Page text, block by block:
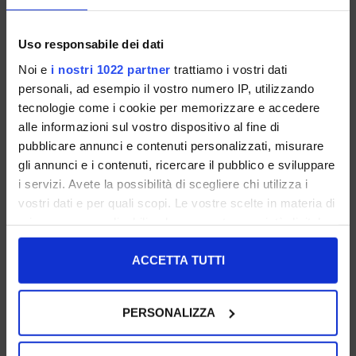
Uso responsabile dei dati
Noi e i nostri 1022 partner trattiamo i vostri dati
personali, ad esempio il vostro numero IP, utilizzando
tecnologie come i cookie per memorizzare e accedere
alle informazioni sul vostro dispositivo al fine di
pubblicare annunci e contenuti personalizzati, misurare
gli annunci e i contenuti, ricercare il pubblico e sviluppare
i servizi. Avete la possibilità di scegliere chi utilizza i
vostri dati e per quali scopi. Le vostre scelte in materia di
in cui avete effettuato le vostre scelte. È possibile
modificare o revocare il proprio consenso in qualsiasi
momento dalla Dichiarazione sui cookie o facendo clic
Con il tuo consenso, vorremmo anche:
ACCETTA TUTTI
PERSONALIZZA
angel alarcon
Sandali Donna Sahara Con
Fasce Incrociate
36 37 38 39
€ 110.00
angel alarcon
Sandali Donna Neri Con Fasce
Incrociate
36 37 38
€ 110.00
I NOSTRI BESTSELLER I NOSTRI BESTSELLER